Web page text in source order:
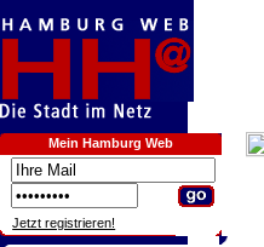
Mein Hamburg Web
Jetzt registrieren!